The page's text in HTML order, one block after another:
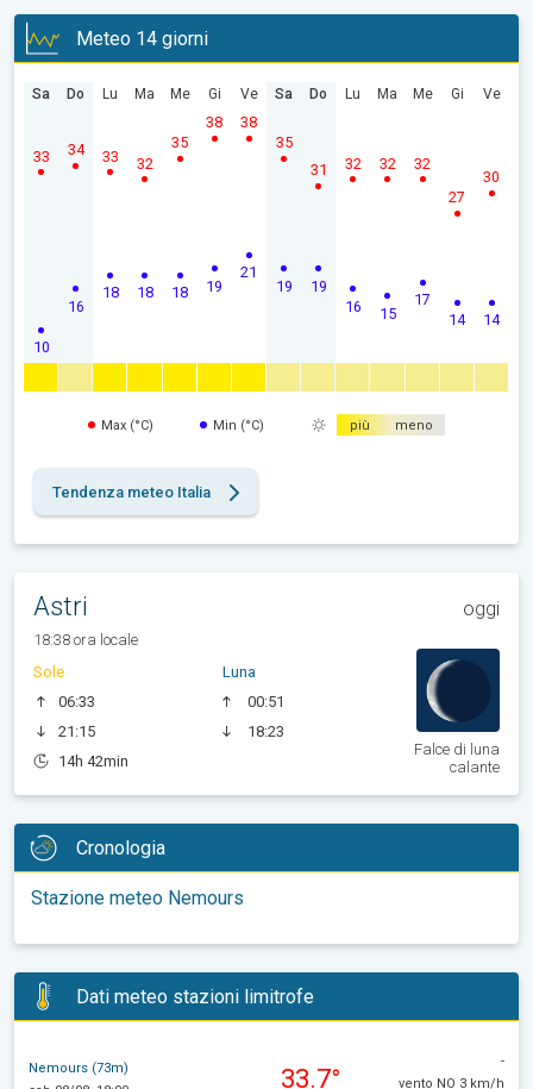
Meteo 14 giorni
Sa
10
33
Do
16
34
Lu
18
33
Ma
18
32
Me
18
35
Gi
19
38
Ve
21
38
Sa
19
35
Do
19
31
Lu
16
32
Ma
15
32
Me
17
32
Gi
14
27
Ve
14
30
Max (°C) Min (°C) più meno
Tendenza meteo Italia
Astri oggi
18:38 ora locale
Sole
06:33
21:15
14h 42min
Luna
00:51
18:23
Falce di luna
calante
Cronologia
Stazione meteo Nemours
Dati meteo stazioni limitrofe
Nemours (73m)
33.7°
-
vento NO 3 km/h